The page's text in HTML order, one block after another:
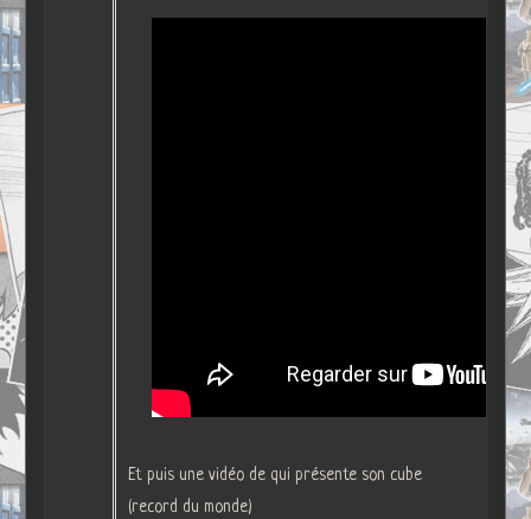
Et puis une vidéo de qui présente son cube
(record du monde)